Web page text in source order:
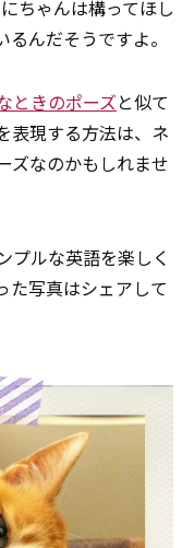
ちゃんは構ってほし
んだそうですよ。
ときのポーズと似て
表現する方法は、ネ
ズなのかもしれませ
プルな英語を楽しく
た写真はシェアして